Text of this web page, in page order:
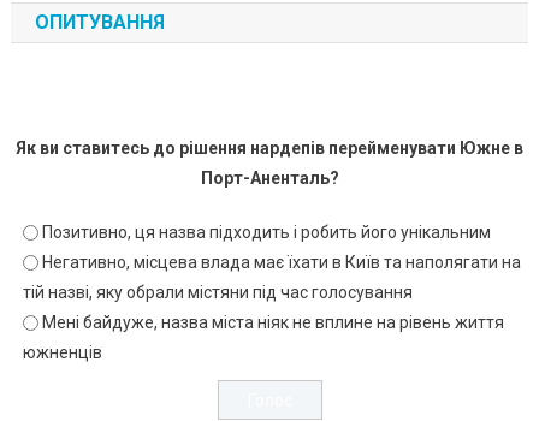
ОПИТУВАННЯ
Як ви ставитесь до рішення нардепів перейменувати Южне в
Порт-Аненталь?
Позитивно, ця назва підходить і робить його унікальним
Негативно, місцева влада має їхати в Київ та наполягати на
тій назві, яку обрали містяни під час голосування
Мені байдуже, назва міста ніяк не вплине на рівень життя
южненців